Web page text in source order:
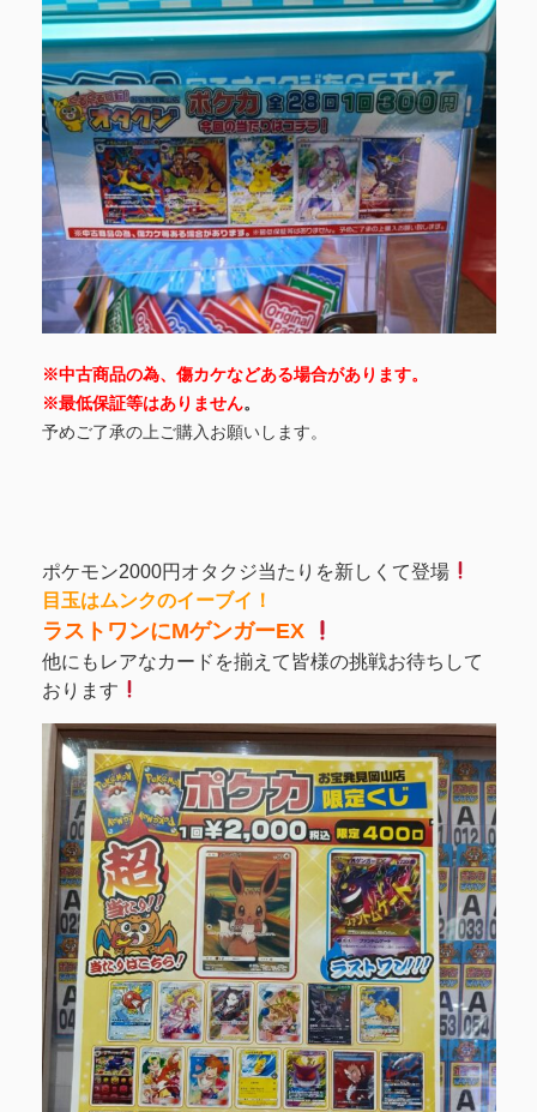
※中古商品の為、傷カケなどある場合があります。
※最低保証等はありません。
予めご了承の上ご購入お願いします。
ポケモン2000円オタクジ当たりを新しくて登場
目玉はムンクのイーブイ！
ラストワンにMゲンガーEX
他にもレアなカードを揃えて皆様の挑戦お待ちして
おります